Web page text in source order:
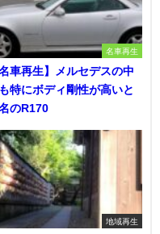
名車再生
名車再生】メルセデスの中
特にボディ剛性が高いと
のR170
地域再生